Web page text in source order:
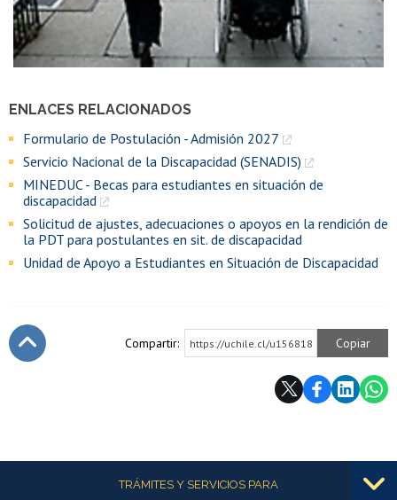
ENLACES RELACIONADOS
Formulario de Postulación - Admisión 2027
Servicio Nacional de la Discapacidad (SENADIS)
MINEDUC - Becas para estudiantes en situación de
discapacidad
Solicitud de ajustes, adecuaciones o apoyos en la rendición de
la PDT para postulantes en sit. de discapacidad
Unidad de Apoyo a Estudiantes en Situación de Discapacidad
Compartir: https://uchile.cl/u156818 Copiar
Más informaciónTRÁMITES Y SERVICIOS PARA